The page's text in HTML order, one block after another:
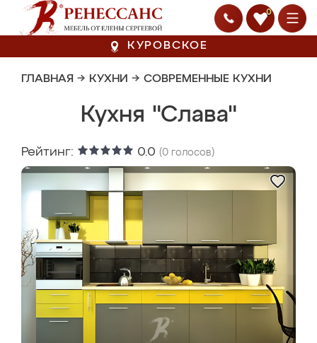
0
КУРОВСКОЕ
ГЛАВНАЯ → КУХНИ → СОВРЕМЕННЫЕ КУХНИ
Кухня "Слава"
Рейтинг: 0.0 (0 голосов)